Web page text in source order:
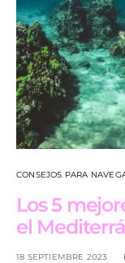
CONSEJOS PARA
Los 5
el
18 SEPTIEMBRE 2023